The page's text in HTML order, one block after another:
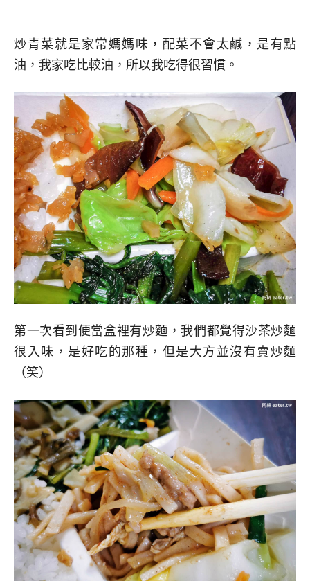
炒青菜就是家常媽媽味，配菜不會太鹹，是有點
油，我家吃比較油，所以我吃得很習慣。
第一次看到便當盒裡有炒麵，我們都覺得沙茶炒麵
很入味，是好吃的那種，但是大方並沒有賣炒麵
（笑）